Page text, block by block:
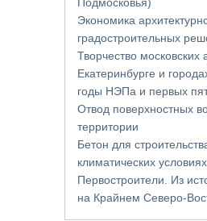
Экономика
градостроительных
Творчество московских
Екатеринбурге и
годы НЭПа и первых
Отвод поверхностных
территории
Бетон для
климатических условиях
Первостроители. Из
на Крайнем Северо-